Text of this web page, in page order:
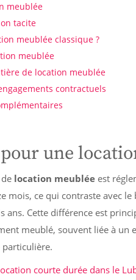
meublée
tacite
meublée classique ?
meublée
de location meublée
contractuels
une
location meublée est
mois, ce qui contraste avec le
Cette différence est
meublé, souvent liée à un
courte durée dans le